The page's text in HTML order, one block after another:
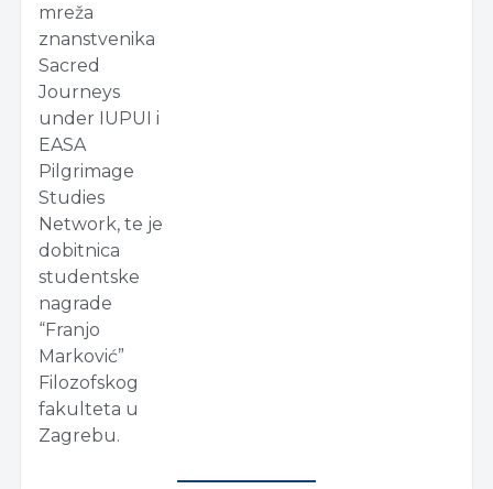
mreža
znanstvenika
Sacred
Journeys
under IUPUI i
EASA
Pilgrimage
Studies
Network, te je
dobitnica
studentske
nagrade
“Franjo
Marković”
Filozofskog
fakulteta u
Zagrebu.